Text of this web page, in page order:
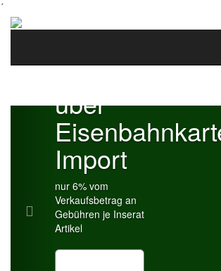
´ hood.de
eBay.de
über
Eisenbahnkartei
Import
nur 6% vom
Verkaufsbetrag an
Gebühren je Inserat
Artikel
Previous